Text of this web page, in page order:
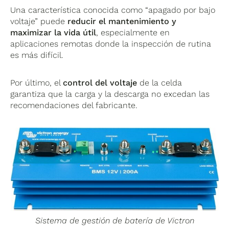
Una característica conocida como “apagado por bajo
voltaje” puede reducir el mantenimiento y
maximizar la vida útil, especialmente en
aplicaciones remotas donde la inspección de rutina
es más difícil.
Por último, elcontrol del voltaje de la celda
garantiza que la carga y la descarga no excedan las
recomendaciones del fabricante.
Sistema de gestión de batería de Victron